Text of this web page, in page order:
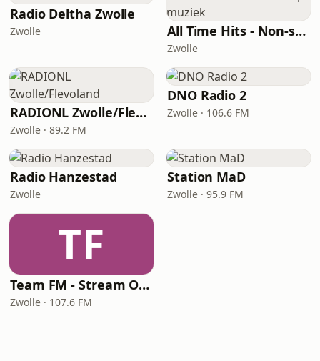
Radio Deltha Zwolle
Zwolle All Time Hits - Non-stop muziek
Zwolle
RADIONL Zwolle/Flevoland
Zwolle · 89.2 FM
DNO Radio 2
Zwolle · 106.6 FM
Radio Hanzestad
Zwolle
Station MaD
Zwolle · 95.9 FM
TF
Team FM - Stream Overijssel
Zwolle · 107.6 FM